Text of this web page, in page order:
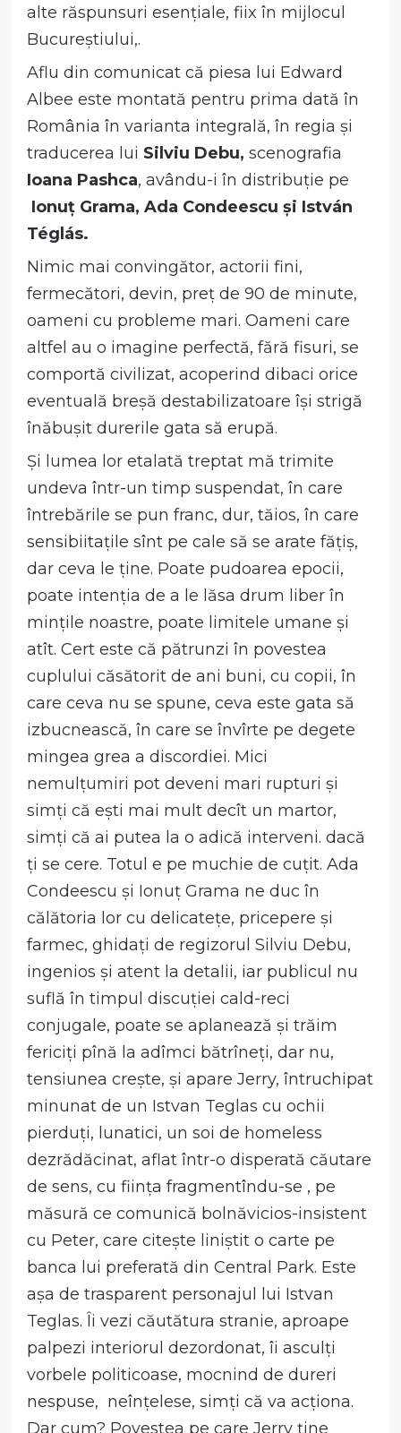
alte răspunsuri esențiale, fiix în mijlocul
Bucureștiului,.
Aflu din comunicat că piesa lui Edward
Albee este montată pentru prima dată în
România în varianta integrală, în regia și
traducerea lui Silviu Debu, scenografia
Ioana Pashca, avându-i în distribuție pe
Ionuț Grama, Ada Condeescu și István
Téglás.
Nimic mai convingător, actorii fini,
fermecători, devin, preț de 90 de minute,
oameni cu probleme mari. Oameni care
altfel au o imagine perfectă, fără fisuri, se
comportă civilizat, acoperind dibaci orice
eventuală breșă destabilizatoare își strigă
înăbușit durerile gata să erupă.
Și lumea lor etalată treptat mă trimite
undeva într-un timp suspendat, în care
întrebările se pun franc, dur, tăios, în care
sensibiitațile sînt pe cale să se arate fățiș,
dar ceva le ține. Poate pudoarea epocii,
poate intenția de a le lăsa drum liber în
mințile noastre, poate limitele umane și
atît. Cert este că pătrunzi în povestea
cuplului căsătorit de ani buni, cu copii, în
care ceva nu se spune, ceva este gata să
izbucnească, în care se învîrte pe degete
mingea grea a discordiei. Mici
nemulțumiri pot deveni mari rupturi și
simți că ești mai mult decît un martor,
simți că ai putea la o adică interveni. dacă
ți se cere. Totul e pe muchie de cuțit. Ada
Condeescu și Ionuț Grama ne duc în
călătoria lor cu delicatețe, pricepere și
farmec, ghidați de regizorul Silviu Debu,
ingenios și atent la detalii, iar publicul nu
suflă în timpul discuției cald-reci
conjugale, poate se aplanează și trăim
fericiți pînă la adîmci bătrîneți, dar nu,
tensiunea crește, și apare Jerry, întruchipat
minunat de un Istvan Teglas cu ochii
pierduți, lunatici, un soi de homeless
dezrădăcinat, aflat într-o disperată căutare
de sens, cu ființa fragmentîndu-se , pe
măsură ce comunică bolnăvicios-insistent
cu Peter, care citește liniștit o carte pe
banca lui preferată din Central Park. Este
așa de trasparent personajul lui Istvan
Teglas. Îi vezi căutătura stranie, aproape
palpezi interiorul dezordonat, îi asculți
vorbele politicoase, mocnind de dureri
nespuse, neînțelese, simți că va acționa.
Dar cum? Povestea pe care Jerry ține